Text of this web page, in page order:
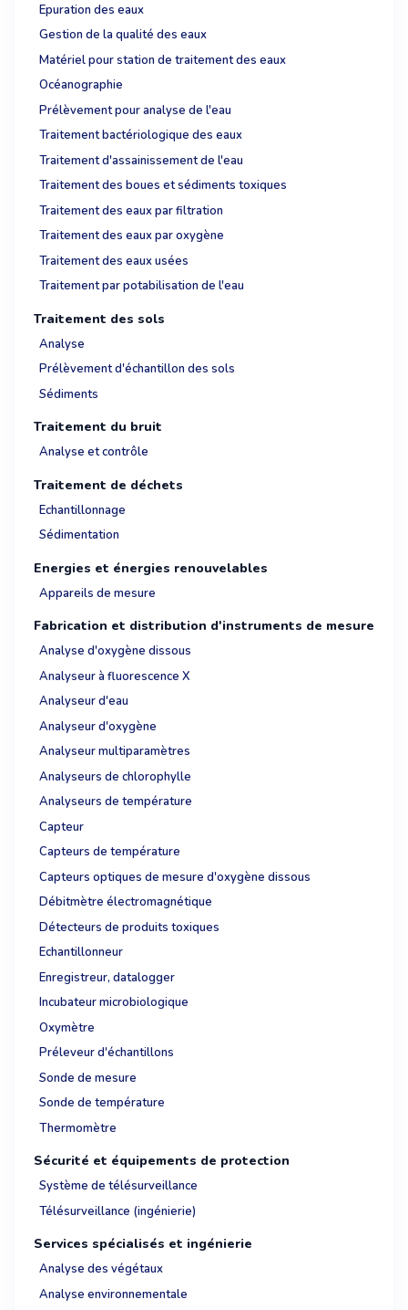
Epuration des eaux
Gestion de la qualité des eaux
Matériel pour station de traitement des eaux
Océanographie
Prélèvement pour analyse de l'eau
Traitement bactériologique des eaux
Traitement d'assainissement de l'eau
Traitement des boues et sédiments toxiques
Traitement des eaux par filtration
Traitement des eaux par oxygène
Traitement des eaux usées
Traitement par potabilisation de l'eau
Traitement des sols
Analyse
Prélèvement d'échantillon des sols
Sédiments
Traitement du bruit
Analyse et contrôle
Traitement de déchets
Echantillonnage
Sédimentation
Energies et énergies renouvelables
Appareils de mesure
Fabrication et distribution d'instruments de mesure
Analyse d'oxygène dissous
Analyseur à fluorescence X
Analyseur d'eau
Analyseur d'oxygène
Analyseur multiparamètres
Analyseurs de chlorophylle
Analyseurs de température
Capteur
Capteurs de température
Capteurs optiques de mesure d'oxygène dissous
Débitmètre électromagnétique
Détecteurs de produits toxiques
Echantillonneur
Enregistreur, datalogger
Incubateur microbiologique
Oxymètre
Préleveur d'échantillons
Sonde de mesure
Sonde de température
Thermomètre
Sécurité et équipements de protection
Système de télésurveillance
Télésurveillance (ingénierie)
Services spécialisés et ingénierie
Analyse des végétaux
Analyse environnementale